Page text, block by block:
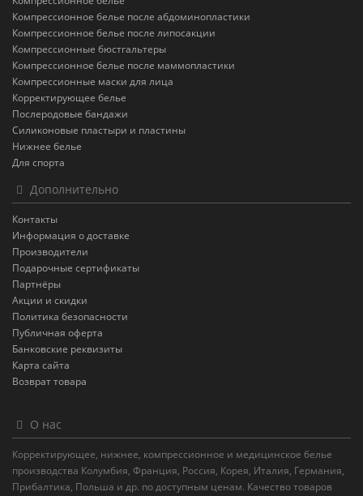
Компрессионное белье после абдоминопластики
Компрессионное белье после липосакции
Компрессионные бюстгальтеры
Компрессионное белье после маммопластики
Компрессионные маски для лица
Корректирующее белье
Послеродовые бандажи
Силиконовые пластыри и пластины
Нижнее белье
Для спорта
Дополнительно
Контакты
Информация о доставке
Производители
Подарочные сертификаты
Партнёры
Акции и скидки
Политика безопасности
Публичная оферта
Банковские реквизиты
Карта сайта
Возврат товара
О нас
Корректирующее, нижнее, компрессионное и медицинское белье
производства Колумбия, Франция, Россия, Корея, Италия, Германия,
Прибалтика, Польша и др. по доступным ценам. Качество товаров